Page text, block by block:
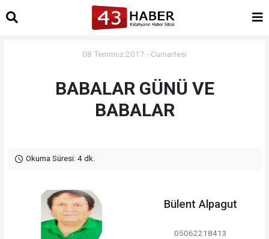
08 Temmuz 2017 - Cumartesi
BABALAR GÜNÜ VE
BABALAR
Okuma Süresi: 4 dk.
Bülent Alpagut
05062218413